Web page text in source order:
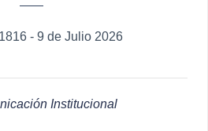
- 9 de Julio 2026
Institucional